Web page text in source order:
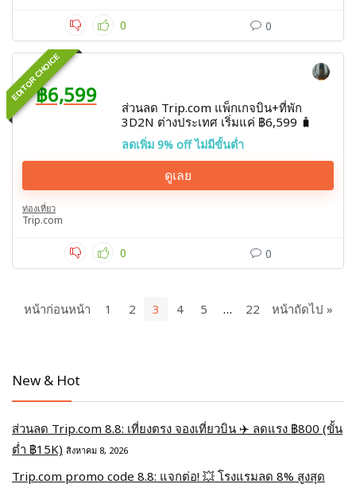
0 0
EDITOR CHOICE฿6,599
ส่วนลด Trip.com แพ็กเกจบิน+ที่พัก
3D2N ต่างประเทศ เริ่มแค่ ฿6,599 🧳
ลดเพิ่ม 9% off ไม่มีขั้นต่ำ
ดูเลย
ท่องเที่ยว
Trip.com
0 0
หน้าก่อนหน้า 1 2 3 4 5 … 22 หน้าถัดไป »
New & Hot
ส่วนลด Trip.com 8.8: เที่ยงตรง จองเที่ยวบิน ✈️ ลดแรง ฿800 (ขั้น
ต่ำ ฿15K) สิงหาคม 8, 2026
Trip.com promo code 8.8: แจกต่อ! 💥 โรงแรมลด 8% สูงสุด